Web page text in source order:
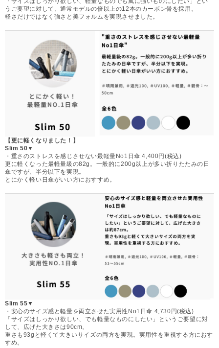
うご要望に対して、通常モデルの倍以上の12本のカーボン骨を採用。
軽さだけではなく強さと美フォルムを実現させました。
【更に軽くなりました！】
Slim 50▼
・重さのストレスを感じさせない最軽量No1日傘 4,400円(税込)
更に軽くなった最軽量級の82g。一般的に200g以上が多い折りたたみの日
傘ですが、半分以下を実現。
とにかく軽い日傘がいい方におすすめ。
Slim 55▼
・安心のサイズ感と軽量を両立させた実用性No1日傘 4,730円(税込)
「サイズはしっかり欲しい、でも軽量なものにしたい」というご要望に対
して、広げた大きさは90cm。
重さも93gと軽くて大きいサイズの両方を実現。実用性を重視する方におす
すめ。